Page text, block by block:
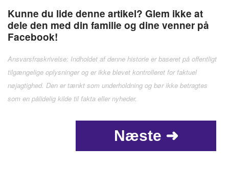
Kunne du lide denne artikel? Glem ikke at
dele den med din familie og dine venner på
Facebook!
Ansvarsfraskrivelse: Indholdet af denne historie er baseret på offentligt
tilgængelige oplysninger og er ikke blevet kontrolleret for faktuel
nøjagtighed. Den er tænkt som underholdning og bør ikke betragtes
som en pålidelig kilde til fakta eller nyheder.
Næste ➜